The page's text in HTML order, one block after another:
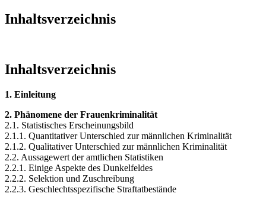
Inhaltsverzeichnis
Inhaltsverzeichnis
1. Einleitung
2. Phänomene der Frauenkriminalität
2.1. Statistisches Erscheinungsbild
2.1.1. Quantitativer Unterschied zur männlichen Kriminalität
2.1.2. Qualitativer Unterschied zur männlichen Kriminalität
2.2. Aussagewert der amtlichen Statistiken
2.2.1. Einige Aspekte des Dunkelfeldes
2.2.2. Selektion und Zuschreibung
2.2.3. Geschlechtsspezifische Straftatbestände